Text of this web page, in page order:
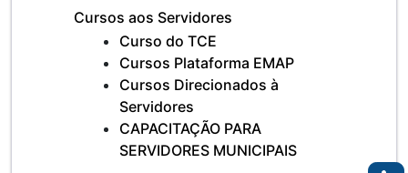
Cursos aos Servidores
Curso do TCE
Cursos Plataforma EMAP
Cursos Direcionados à
Servidores
CAPACITAÇÃO PARA
SERVIDORES MUNICIPAIS